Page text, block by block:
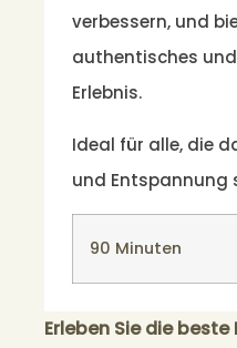
verbessern, und
authentisches
Erlebnis.
Ideal für alle, die
und Entspannung
90 Minuten
Erleben Sie die